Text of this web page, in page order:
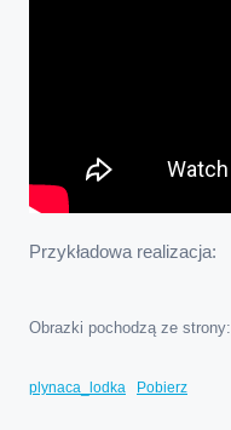
Przykładowa realizacja:
Obrazki pochodzą ze strony:
plynaca_lodka Pobierz